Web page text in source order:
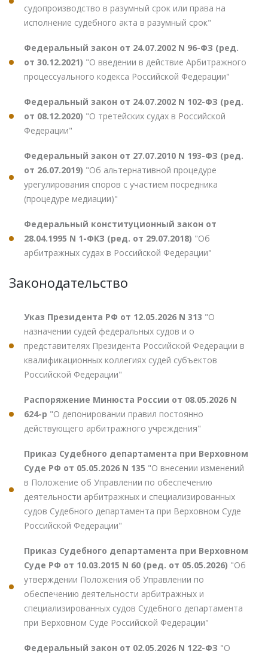
судопроизводство в разумный срок или права на
исполнение судебного акта в разумный срок"
Федеральный закон от 24.07.2002 N 96-ФЗ (ред.
от 30.12.2021) "О введении в действие Арбитражного
процессуального кодекса Российской Федерации"
Федеральный закон от 24.07.2002 N 102-ФЗ (ред.
от 08.12.2020) "О третейских судах в Российской
Федерации"
Федеральный закон от 27.07.2010 N 193-ФЗ (ред.
от 26.07.2019) "Об альтернативной процедуре
урегулирования споров с участием посредника
(процедуре медиации)"
Федеральный конституционный закон от
28.04.1995 N 1-ФКЗ (ред. от 29.07.2018) "Об
арбитражных судах в Российской Федерации"
Законодательство
Указ Президента РФ от 12.05.2026 N 313 "О
назначении судей федеральных судов и о
представителях Президента Российской Федерации в
квалификационных коллегиях судей субъектов
Российской Федерации"
Распоряжение Минюста России от 08.05.2026 N
624-р "О депонировании правил постоянно
действующего арбитражного учреждения"
Приказ Судебного департамента при Верховном
Суде РФ от 05.05.2026 N 135 "О внесении изменений
в Положение об Управлении по обеспечению
деятельности арбитражных и специализированных
судов Судебного департамента при Верховном Суде
Российской Федерации"
Приказ Судебного департамента при Верховном
Суде РФ от 10.03.2015 N 60 (ред. от 05.05.2026) "Об
утверждении Положения об Управлении по
обеспечению деятельности арбитражных и
специализированных судов Судебного департамента
при Верховном Суде Российской Федерации"
Федеральный закон от 02.05.2026 N 122-ФЗ "О